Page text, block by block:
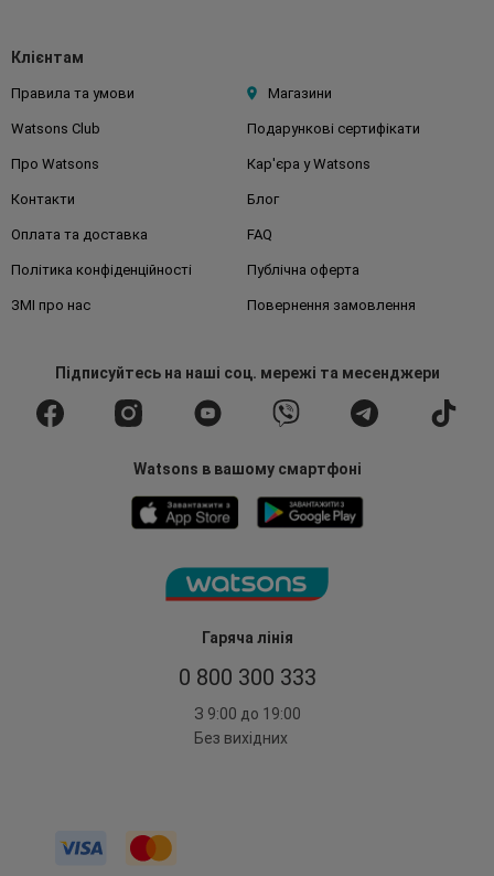
Гаряча лінія
0 800 300 333
З 9:00 до 19:00
Без вихідних
Клієнтам
Правила та умови Магазини
Watsons Club Подарункові сертифікати
Про Watsons Кар'єра у Watsons
Контакти Блог
Оплата та доставка FAQ
Політика конфіденційності Публічна оферта
ЗМІ про нас Повернення замовлення
Підписуйтесьна наші соц. мережі та месенджери
Watsons в вашому смартфоні